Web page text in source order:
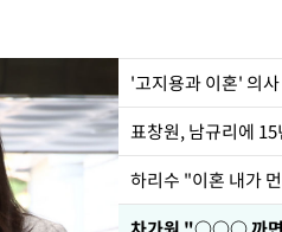
'고지용과 이혼' 의
하리수 "이혼 내가